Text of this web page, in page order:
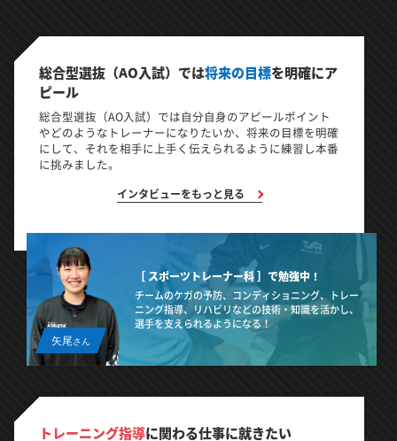
総合型選抜（AO入試）では将来の目標を明確にア
ピール
総合型選抜（AO入試）では自分自身のアピールポイント
やどのようなトレーナーになりたいか、将来の目標を明確
にして、それを相手に上手く伝えられるように練習し本番
に挑みました。
インタビューをもっと見る
［ スポーツトレーナー科 ］で勉強中！
チームのケガの予防、コンディショニング、トレー
ニング指導、リハビリなどの技術・知識を活かし、
選手を支えられるようになる！
矢尾さん
トレーニング指導に関わる仕事に就きたい